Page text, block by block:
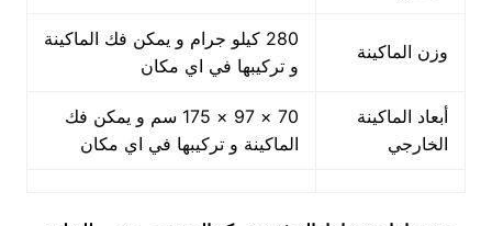
وزن الماكينة
280 كيلو جرام و يمكن فك الماكينة
و تركيبها في اي مكان
أبعاد الماكينة
الخارجي
70 × 97 × 175 سم و يمكن فك
الماكينة و تركيبها في اي مكان